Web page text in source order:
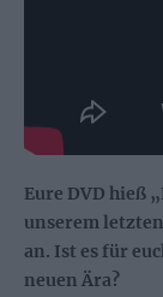
Eure DVD hieß
unserem
an. Ist es für
neuen Ära?